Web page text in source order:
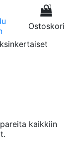
0
Ostoskori
kaikkiin